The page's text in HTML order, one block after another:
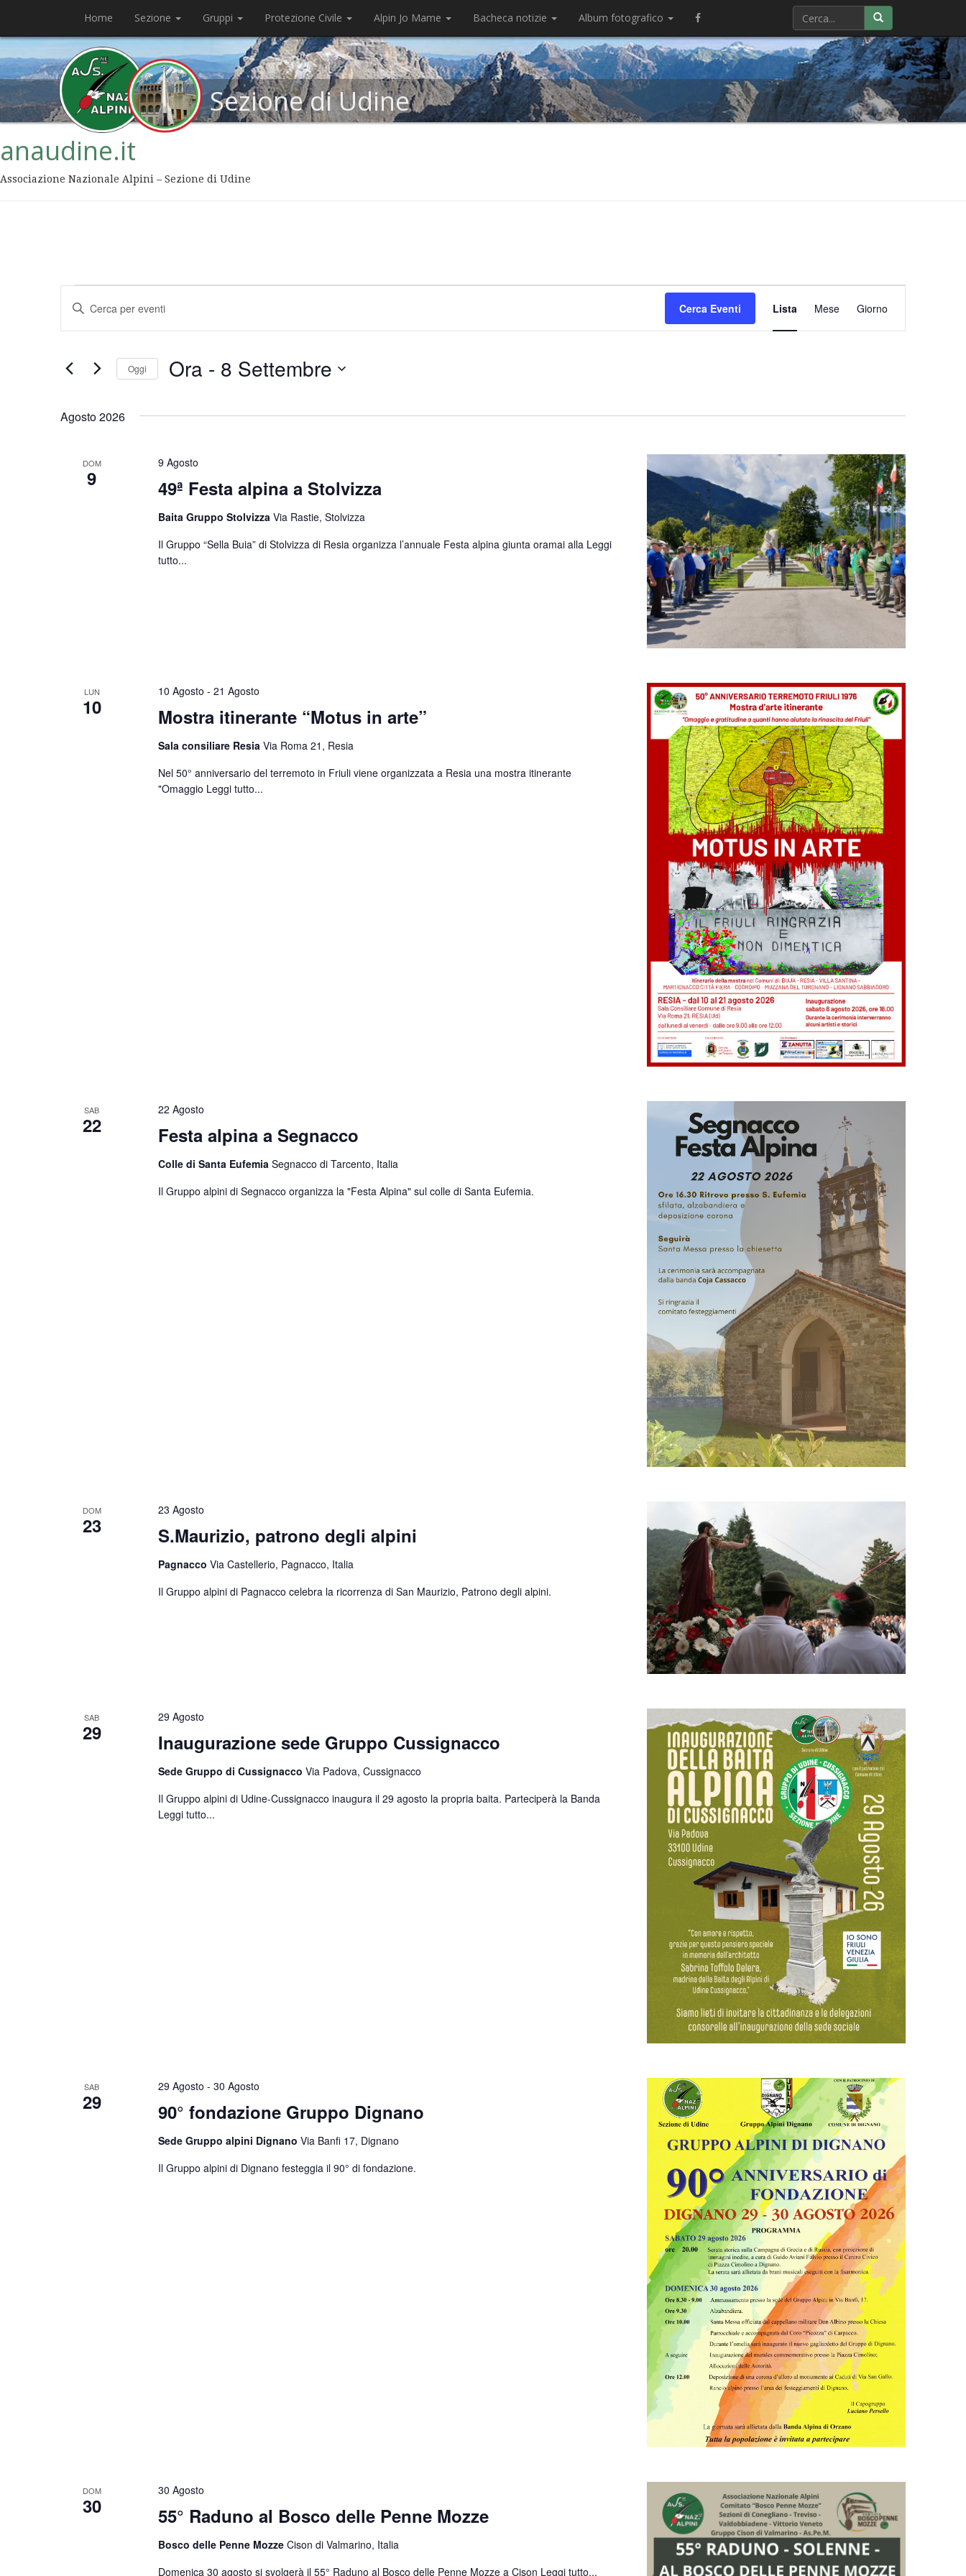
Home Sezione Gruppi Protezione Civile Alpin Jo Mame Bacheca notizie Album fotografico
Sezione di Udine
anaudine.it
Associazione Nazionale Alpini – Sezione di Udine
Eventi
Ricerca
viste
Inserisci
Parola
Chiave.
per
Cerca Eventi
Evento
Viste
Navigazione
Lista Mese Giorno
Oggi Ora - 8 Settembre
data.
Agosto 2026
DOM
9 49ª Festa alpina a Stolvizza
9 Agosto
Baita Gruppo Stolvizza Via Rastie, Stolvizza
Il Gruppo “Sella Buia” di Stolvizza di Resia organizza l’annuale Festa alpina giunta oramai alla Leggi
tutto...
LUN
10 Mostra itinerante “Motus in arte”
10 Agosto - 21 Agosto
Sala consiliare Resia Via Roma 21, Resia
Nel 50° anniversario del terremoto in Friuli viene organizzata a Resia una mostra itinerante
"Omaggio Leggi tutto...
SAB
22 Festa alpina a Segnacco
22 Agosto
Colle di Santa Eufemia Segnacco di Tarcento, Italia
Il Gruppo alpini di Segnacco organizza la "Festa Alpina" sul colle di Santa Eufemia.
DOM
23 S.Maurizio, patrono degli alpini
23 Agosto
Pagnacco Via Castellerio, Pagnacco, Italia
Il Gruppo alpini di Pagnacco celebra la ricorrenza di San Maurizio, Patrono degli alpini.
SAB
29 Inaugurazione sede Gruppo Cussignacco
29 Agosto
Sede Gruppo di Cussignacco Via Padova, Cussignacco
Il Gruppo alpini di Udine-Cussignacco inaugura il 29 agosto la propria baita. Parteciperà la Banda
Leggi tutto...
SAB
29 90° fondazione Gruppo Dignano
29 Agosto - 30 Agosto
Sede Gruppo alpini Dignano Via Banfi 17, Dignano
Il Gruppo alpini di Dignano festeggia il 90° di fondazione.
DOM
30 55° Raduno al Bosco delle Penne Mozze
30 Agosto
Bosco delle Penne Mozze Cison di Valmarino, Italia
Domenica 30 agosto si svolgerà il 55° Raduno al Bosco delle Penne Mozze a Cison Leggi tutto...